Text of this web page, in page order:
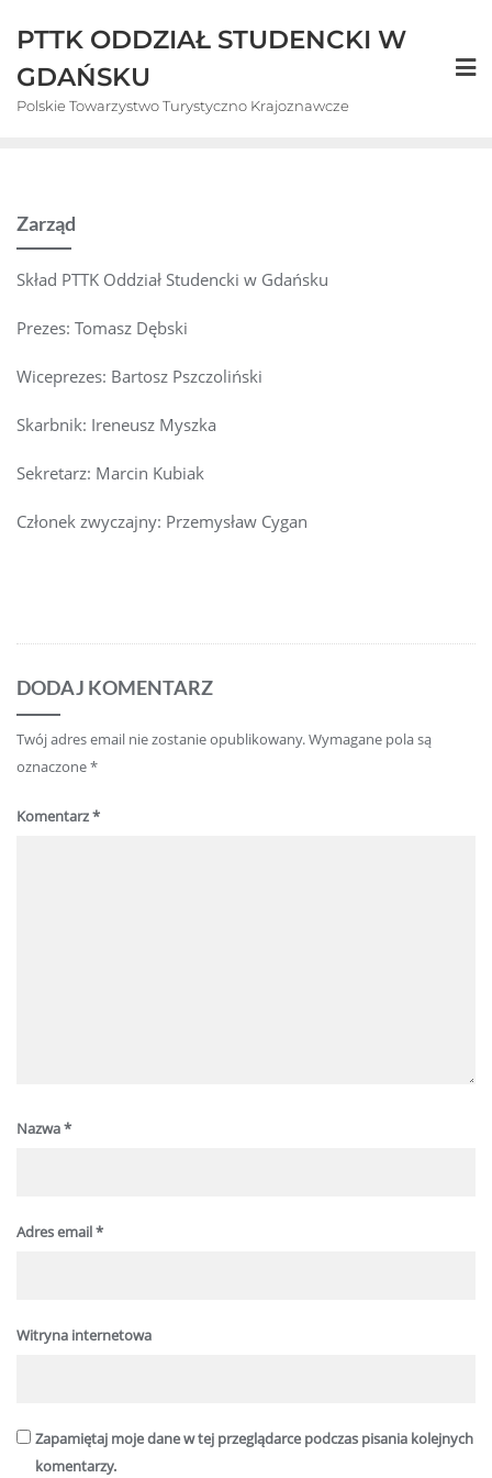
content
PTTK ODDZIAŁ STUDENCKI W
GDAŃSKU
Polskie Towarzystwo Turystyczno Krajoznawcze
Zarząd
Skład PTTK Oddział Studencki w Gdańsku
Prezes: Tomasz Dębski
Wiceprezes: Bartosz Pszczoliński
Skarbnik: Ireneusz Myszka
Sekretarz: Marcin Kubiak
Członek zwyczajny: Przemysław Cygan
DODAJ KOMENTARZ
Twój adres email nie zostanie opublikowany.Wymagane pola są
oznaczone*
Komentarz*
Nazwa*
Adres email*
Witryna internetowa
Zapamiętaj moje dane w tej przeglądarce podczas pisania kolejnych
komentarzy.